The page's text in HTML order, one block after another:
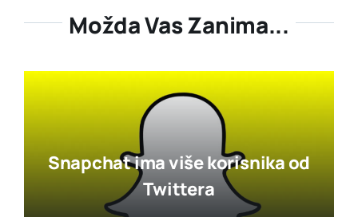
Možda Vas Zanima...
Snapchat ima više korisnika od
Twittera